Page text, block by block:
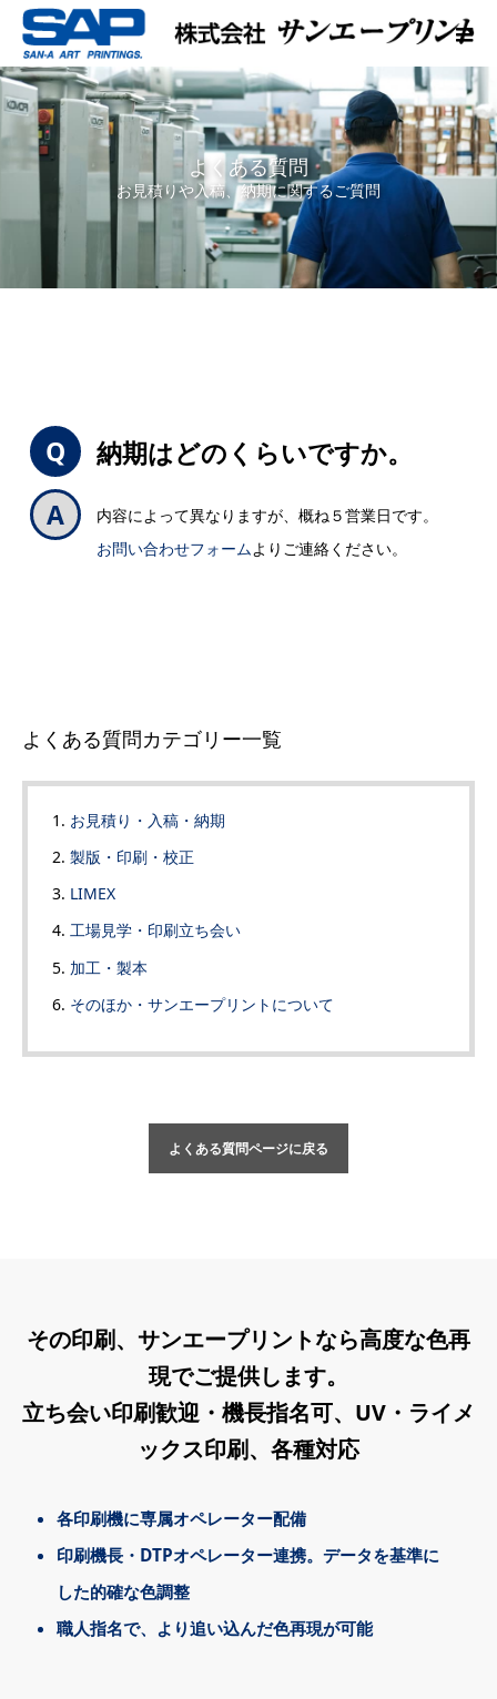
よくある質問
お見積りや入稿、納期に関するご質問
納期はどのくらいですか。
内容によって異なりますが、概ね５営業日です。
お問い合わせフォームよりご連絡ください。
よくある質問カテゴリー一覧
お見積り・入稿・納期
製版・印刷・校正
LIMEX
工場見学・印刷立ち会い
加工・製本
そのほか・サンエープリントについて
よくある質問ページに戻る
その印刷、サンエープリントなら高度な色再
現でご提供します。
立ち会い印刷歓迎・機長指名可、UV・ライメ
ックス印刷、各種対応
各印刷機に専属オペレーター配備
印刷機長・DTPオペレーター連携。データを基準に
した的確な色調整
職人指名で、より追い込んだ色再現が可能